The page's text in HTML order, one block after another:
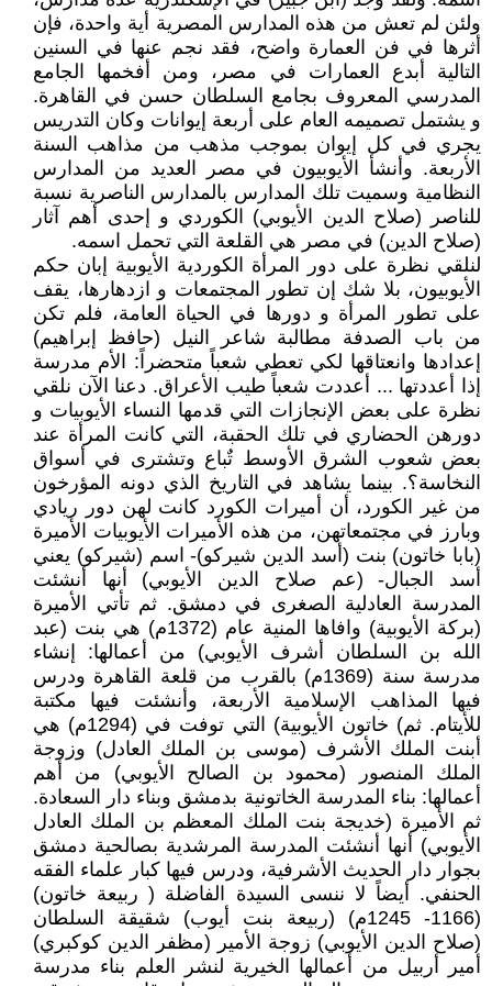
ولئن لم تعش من هذه المدارس المصرية أية واحدة، فإن
أثرها في فن العمارة واضح، فقد نجم عنها في السنين
التالية أبدع العمارات في مصر، ومن أفخمها الجامع
المدرسي المعروف بجامع السلطان حسن في القاهرة.
و يشتمل تصميمه العام على أربعة إيوانات وكان التدريس
يجري في كل إيوان بموجب مذهب من مذاهب السنة
الأربعة. وأنشأ الأيوبيون في مصر العديد من المدارس
النظامية وسميت تلك المدارس بالمدارس الناصرية نسبة
للناصر (صلاح الدين الأيوبي) الكوردي و إحدى أهم آثار
(صلاح الدين) في مصر هي القلعة التي تحمل اسمه.
لنلقي نظرة على دور المرأة الكوردية الأيوبية إبان حكم
الأيوبيون، بلا شك إن تطور المجتمعات و ازدهارها، يقف
على تطور المرأة و دورها في الحياة العامة، فلم تكن
من باب الصدفة مطالبة شاعر النيل (حافظ إبراهيم)
إعدادها وانعتاقها لكي تعطي شعباً متحضراً: الأم مدرسة
إذا أعددتها ... أعددت شعباً طيب الأعراق. دعنا الآن نلقي
نظرة على بعض الإنجازات التي قدمها النساء الأيوبيات و
دورهن الحضاري في تلك الحقبة، التي كانت المرأة عند
بعض شعوب الشرق الأوسط تٌباع وتشترى في أسواق
النخاسة؟. بينما يشاهد في التاريخ الذي دونه المؤرخون
من غير الكورد، أن أميرات الكورد كانت لهن دور ريادي
وبارز في مجتمعاتهن، من هذه الأميرات الأيوبيات الأميرة
(بابا خاتون) بنت (أسد الدين شيركو)- اسم (شيركو) يعني
أسد الجبال- (عم صلاح الدين الأيوبي) أنها أنشئت
المدرسة العادلية الصغرى في دمشق. ثم تأتي الأميرة
(بركة الأيوبية) وافاها المنية عام (1372م) هي بنت (عبد
الله بن السلطان أشرف الأيوبي) من أعمالها: إنشاء
مدرسة سنة (1369م) بالقرب من قلعة القاهرة ودرس
فيها المذاهب الإسلامية الأربعة، وأنشئت فيها مكتبة
للأيتام. ثم) خاتون الأيوبية) التي توفت في (1294م) هي
أبنت الملك الأشرف (موسى بن الملك العادل) وزوجة
الملك المنصور (محمود بن الصالح الأيوبي) من أهم
أعمالها: بناء المدرسة الخاتونية بدمشق وبناء دار السعادة.
ثم الأميرة (خديجة بنت الملك المعظم بن الملك العادل
الأيوبي) أنها أنشئت المدرسة المرشدية بصالحية دمشق
بجوار دار الحديث الأشرفية، ودرس فيها كبار علماء الفقه
الحنفي. أيضاً لا ننسى السيدة الفاضلة ( ربيعة خاتون)
(1166- 1245م) (ربيعة بنت أيوب) شقيقة السلطان
(صلاح الدين الأيوبي) زوجة الأمير (مظفر الدين كوكبري)
أمير أربيل من أعمالها الخيرية لنشر العلم بناء مدرسة